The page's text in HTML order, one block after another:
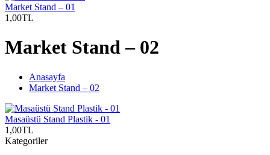
Market Stand – 01
1,00TL
Market Stand – 02
Anasayfa
Market Stand – 02
Masaüstü Stand Plastik - 01
1,00TL
Kategoriler